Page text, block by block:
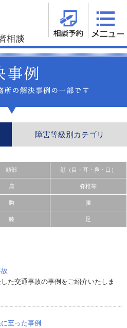
障害等級別カテゴリ
頭部 顔（目・耳・鼻・口）
肩 脊椎等
胸 腰
膝 足
た交通事故の事例をご紹介いたしま
至った事例